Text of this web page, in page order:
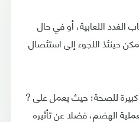
الغدد اللعابية، أو في حال
حينئذ اللجوء إلى استئصال
كبيرة للصحة؛ حيث يعمل على ?
الهضم، فضلا عن تأثيره